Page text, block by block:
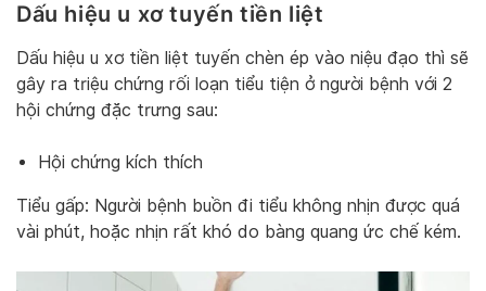
Dấu hiệu u xơ tuyến tiền liệt
Dấu hiệu u xơ tiền liệt tuyến chèn ép vào niệu đạo thì sẽ
gây ra triệu chứng rối loạn tiểu tiện ở người bệnh với 2
hội chứng đặc trưng sau:
Hội chứng kích thích
Tiểu gấp: Người bệnh buồn đi tiểu không nhịn được quá
vài phút, hoặc nhịn rất khó do bàng quang ức chế kém.